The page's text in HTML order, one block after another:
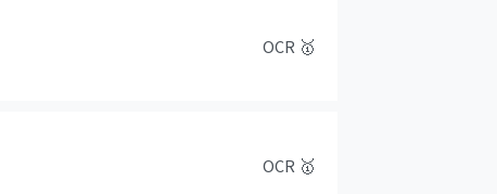
OCR 🥇
OCR 🥇